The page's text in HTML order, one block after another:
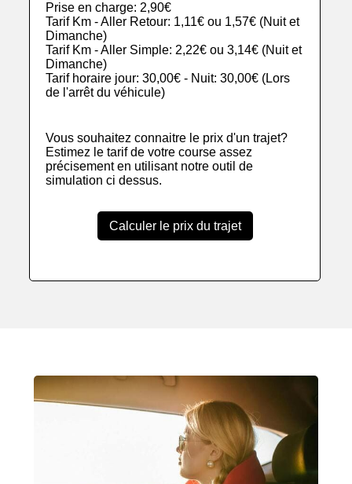
Prise en charge: 2,90€
Tarif Km - Aller Retour: 1,11€ ou 1,57€ (Nuit et
Dimanche)
Tarif Km - Aller Simple: 2,22€ ou 3,14€ (Nuit et
Dimanche)
Tarif horaire jour: 30,00€ - Nuit: 30,00€ (Lors
de l'arrêt du véhicule)
Vous souhaitez connaitre le prix d'un trajet?
Estimez le tarif de votre course assez
précisement en utilisant notre outil de
simulation ci dessus.
Calculer le prix du trajet